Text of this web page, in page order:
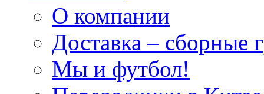
О компании
Доставка – сборные
Мы и футбол!